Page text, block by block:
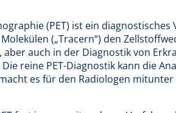
(PET) ist ein
(„Tracern“) den
auch in der Diagnostik von
reine PET-Diagnostik kann die
es für den Radiologen